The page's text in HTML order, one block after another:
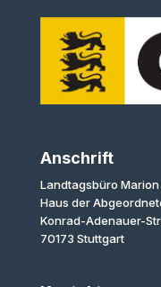
Anschrift
Landtagsbüro Marion
Haus der
Konrad-Adenauer-
70173 Stuttgart